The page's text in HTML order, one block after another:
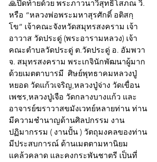
🙏ปิดท้ายด้วย พระภาวนาวิสุทธิโสภณ วิ.
หรือ “หลวงพ่อพระมหาสุรศักดิ์ อติสกฺ
โข” เจ้าคณะจังหวัดสมุทรสงคราม เจ้า
อาวาส วัดประดู่ (พระอารามหลวง) เจ้า
คณะตำบลวัดประดู่ ต.วัดประดู่ อ. อัมพวา
จ. สมุทรสงคราม พระเกจินักพัฒนาผู้มาก
ด้วยเมตตาบารมี  ศิษย์พุทธาคมหลวงปู่
หยอด วัดแก้วเจริญ,หลวงปู่จ่าง วัดเขื่อน
เพชร,หลวงปู่เจือ วัดกลางบางแก้ว และ
อาจารย์ฆราวาสขมังเวทย์หลายท่าน ท่าน
มีความชำนาญด้านศิลปกรรม งาน
ปฏิมากรรม ( งานปั้น ) วัตถุมงคลของท่าน
มีประสบการณ์ ด้านเมตตามหานิยม
แคล้วคลาด และคงกระพันชาตรี เป็นที่